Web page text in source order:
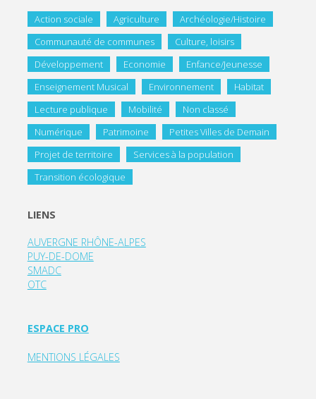
Action sociale Agriculture
Archéologie/Histoire
Communauté de communes
Culture, loisirs
Développement
Economie
Enfance/Jeunesse
Enseignement Musical
Environnement
Habitat
Lecture publique
Mobilité
Non classé
Numérique
Patrimoine
Petites Villes de Demain
Projet de territoire
Services à la population
Transition écologique
LIENS
AUVERGNE RHÔNE-ALPES
PUY-DE-DOME
SMADC
OTC
ESPACE PRO
MENTIONS LÉGALES